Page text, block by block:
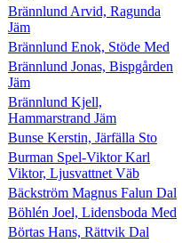
Brännlund Arvid, Ragunda
Jäm
Brännlund Enok, Stöde Med
Brännlund Jonas, Bispgården
Jäm
Brännlund Kjell,
Hammarstrand Jäm
Bunse Kerstin, Järfälla Sto
Burman Spel-Viktor Karl
Viktor, Ljusvattnet Väb
Bäckström Magnus Falun Dal
Böhlén Joel, Lidensboda Med
Börtas Hans, Rättvik Dal